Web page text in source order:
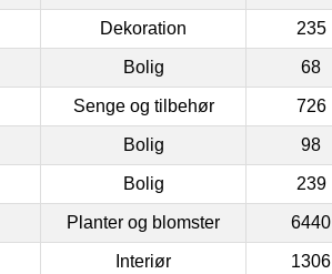
Dekoration 235
Bolig 68
Senge og tilbehør 726
Bolig 98
Bolig 239
Planter og blomster 6440
Interiør 1306